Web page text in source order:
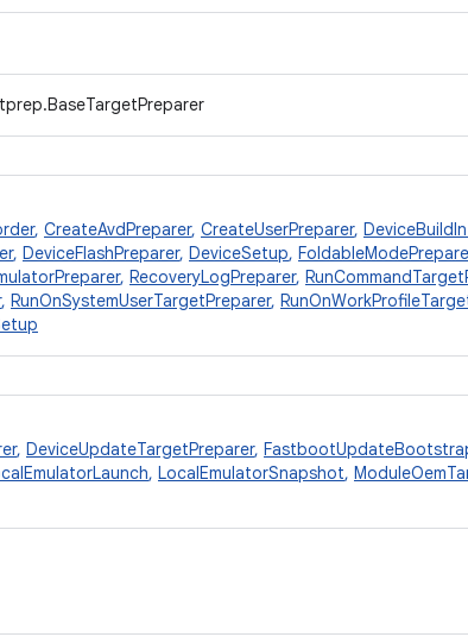
, CreateAvdPreparer, CreateUserPreparer,
, DeviceFlashPreparer, DeviceSetup,
, RecoveryLogPreparer,
, RunOnSystemUserTargetPreparer,
, DeviceUpdateTargetPreparer,
, LocalEmulatorSnapshot,